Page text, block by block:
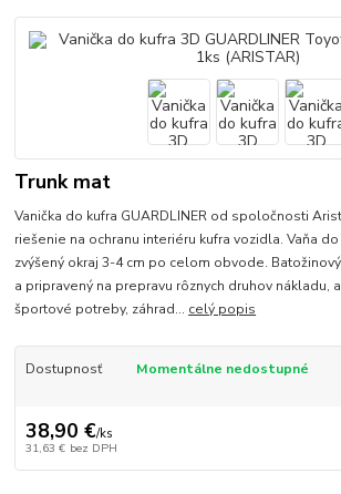
Trunk mat
Vanička do kufra GUARDLINER od spoločnosti
riešenie na ochranu interiéru kufra vozidla. Vaňa
zvýšený okraj 3-4 cm po celom obvode.
a pripravený na prepravu rôznych druhov nákladu,
športové potreby, záhrad... celý popis
Dostupnosť Momentálne nedostupné
38,90 €/ks
31,63 € bez DPH